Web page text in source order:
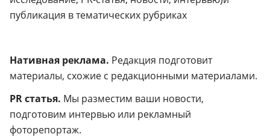
публикация в тематических рубриках
Нативная реклама. Редакция подготовит
материалы, схожие с редакционными материалами.
PR статья. Мы разместим ваши новости,
подготовим интервью или рекламный
фоторепортаж.